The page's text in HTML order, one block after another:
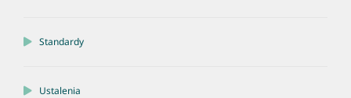
Standardy
Ustalenia